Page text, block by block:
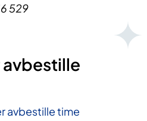
529
avbestille
avbestille time